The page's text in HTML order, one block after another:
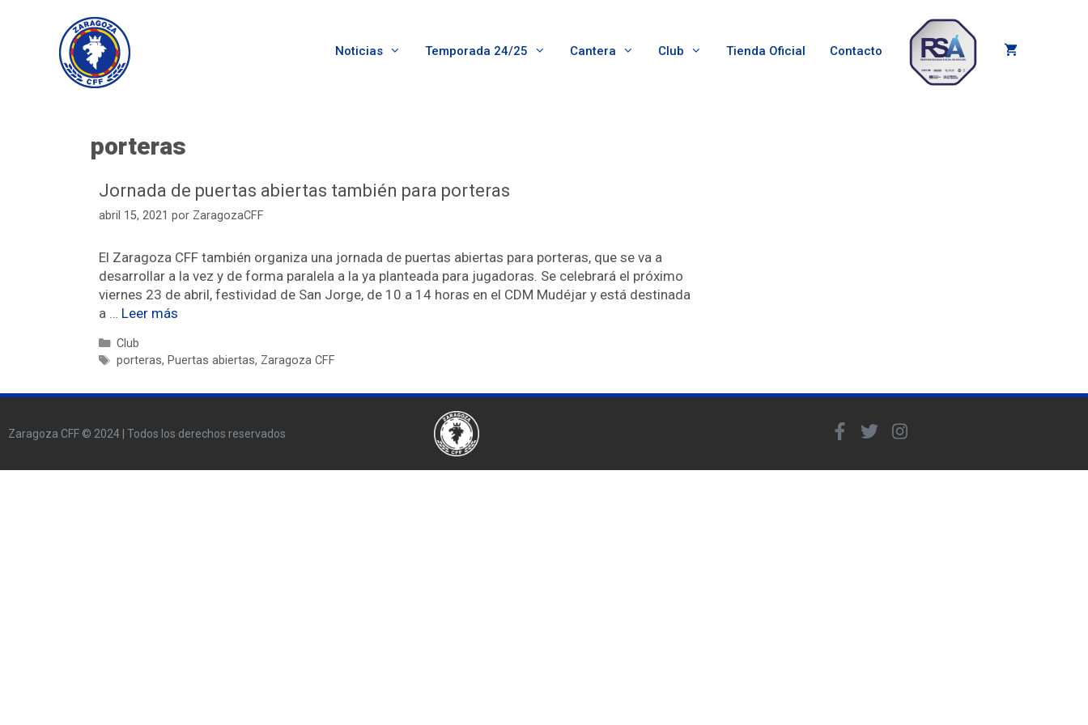
Noticias Temporada 24/25 Cantera Club Tienda Oficial Contacto
porteras
Jornada de puertas abiertas también para porteras
abril 15, 2021 por ZaragozaCFF
El Zaragoza CFF también organiza una jornada de puertas abiertas para porteras, que se va a
desarrollar a la vez y de forma paralela a la ya planteada para jugadoras. Se celebrará el próximo
viernes 23 de abril, festividad de San Jorge, de 10 a 14 horas en el CDM Mudéjar y está destinada
a … Leer más
Club
porteras, Puertas abiertas, Zaragoza CFF
Zaragoza CFF © 2024 | Todos los derechos reservados